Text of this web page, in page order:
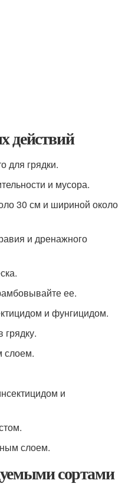
действий
для грядки.
и мусора.
30 см и шириной около
и дренажного
ее.
и фунгицидом.
грядку.
слоем.
и
слоем.
сортами